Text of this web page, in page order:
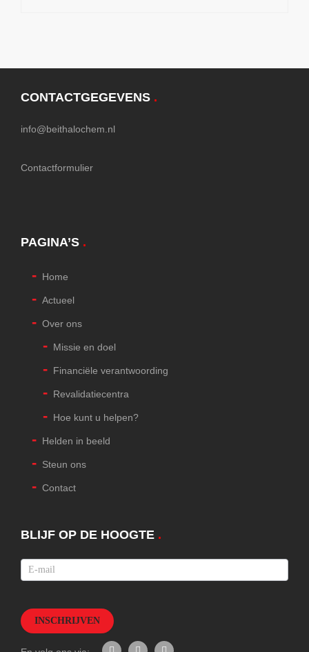
CONTACTGEGEVENS .
info@beithalochem.nl
Contactformulier
PAGINA’S .
Home
Actueel
Over ons
Missie en doel
Financiële verantwoording
Revalidatiecentra
Hoe kunt u helpen?
Helden in beeld
Steun ons
Contact
BLIJF OP DE HOOGTE .
Nieuwsbrief
INSCHRIJVEN